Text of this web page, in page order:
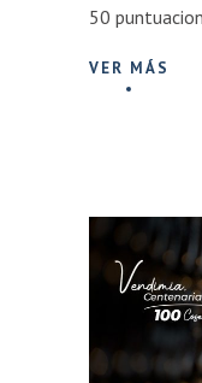
50
VER MÁS